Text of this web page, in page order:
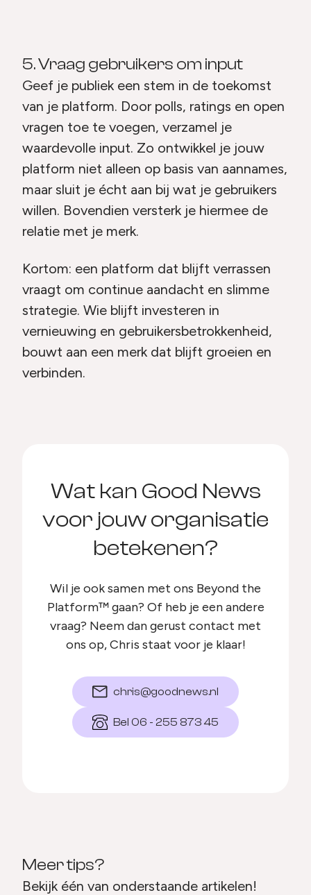
5. Vraag gebruikers om input
Geef je publiek een stem in de toekomst
van je platform. Door polls, ratings en open
vragen toe te voegen, verzamel je
waardevolle input. Zo ontwikkel je jouw
platform niet alleen op basis van aannames,
maar sluit je écht aan bij wat je gebruikers
willen. Bovendien versterk je hiermee de
relatie met je merk.
Kortom: een platform dat blijft verrassen
vraagt om continue aandacht en slimme
strategie. Wie blijft investeren in
vernieuwing en gebruikersbetrokkenheid,
bouwt aan een merk dat blijft groeien en
verbinden.
Wat kan Good News
voor jouw organisatie
betekenen?
Wil je ook samen met ons Beyond the
Platform™ gaan? Of heb je een andere
vraag? Neem dan gerust contact met
ons op, Chris staat voor je klaar!
chris@goodnews.nl
Bel 06 - 255 873 45
Meer tips?
Bekijk één van onderstaande artikelen!